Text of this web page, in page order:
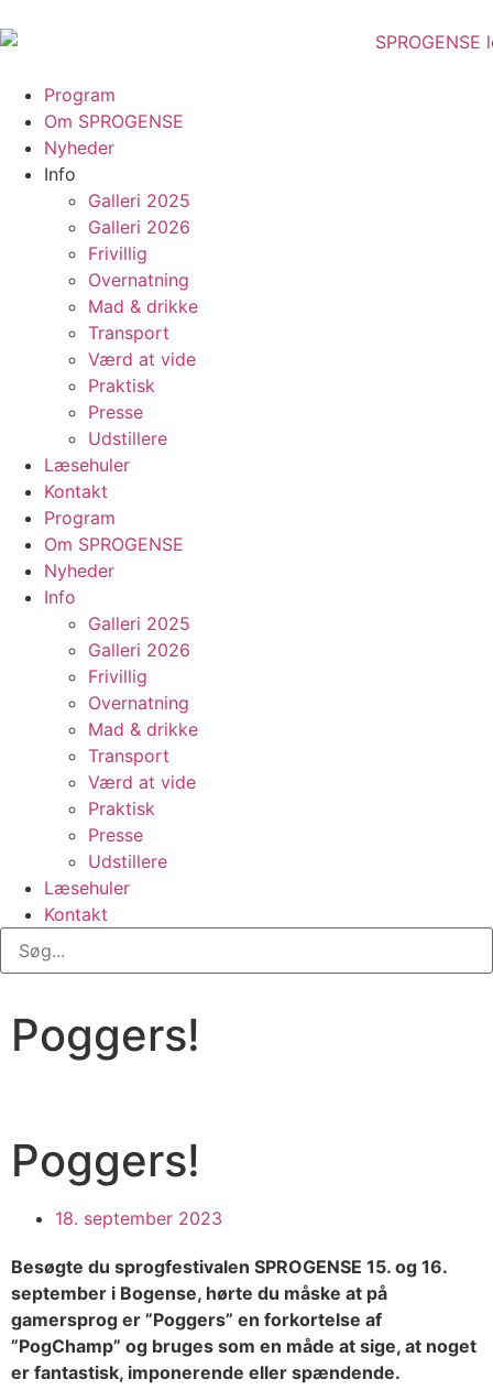
Program
Om SPROGENSE
Nyheder
Info
Galleri 2025
Galleri 2026
Frivillig
Overnatning
Mad & drikke
Transport
Værd at vide
Praktisk
Presse
Udstillere
Læsehuler
Kontakt
Program
Om SPROGENSE
Nyheder
Info
Galleri 2025
Galleri 2026
Frivillig
Overnatning
Mad & drikke
Transport
Værd at vide
Praktisk
Presse
Udstillere
Læsehuler
Kontakt
Poggers!
Poggers!
18. september 2023
Besøgte du sprogfestivalen SPROGENSE 15. og 16.
september i Bogense, hørte du måske at på
gamersprog er ”Poggers” en forkortelse af
”PogChamp” og bruges som en måde at sige, at noget
er fantastisk, imponerende eller spændende.